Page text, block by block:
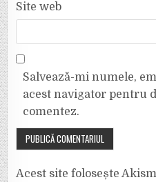
Site web
Salvează-mi numele,
acest navigator pentru
comentez.
Acest site folosește